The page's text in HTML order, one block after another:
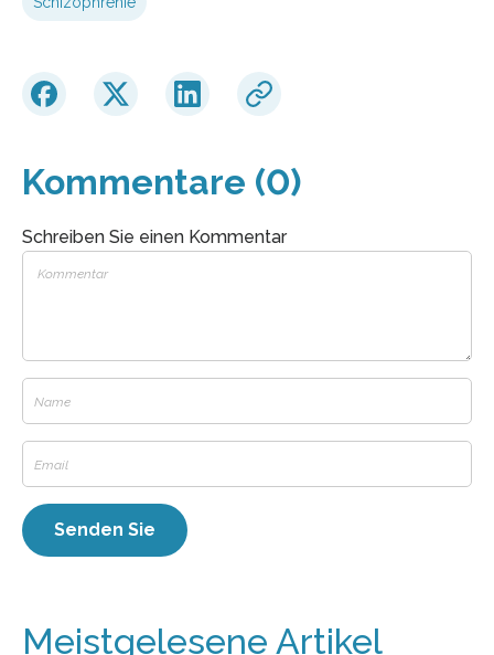
Kommentare (0)
Schreiben Sie einen Kommentar
Meistgelesene Artikel